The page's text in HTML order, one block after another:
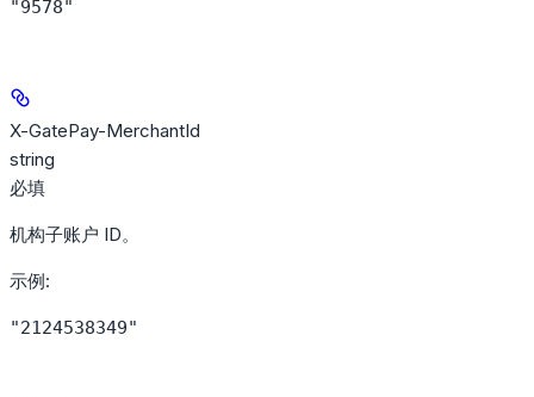
"9578"
X-GatePay-MerchantId
string
必填
机构子账户 ID。
示例:
"2124538349"